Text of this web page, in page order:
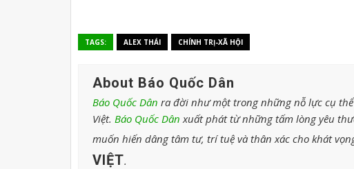
TAGS: ALEX THÁI CHÍNH TRỊ-XÃ HỘI
About Báo Quốc Dân
Báo Quốc Dân ra đời như một trong những nỗ lực cụ
Việt. Báo Quốc Dân xuất phát từ những tấm lòng yêu
muốn hiến dâng tâm tư, trí tuệ và thân xác cho khát
VIỆT.